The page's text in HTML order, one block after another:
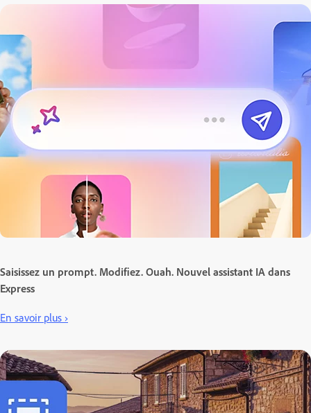
Saisissez un prompt. Modifiez. Ouah. Nouvel assistant IA dans
Express
En savoir plus ›